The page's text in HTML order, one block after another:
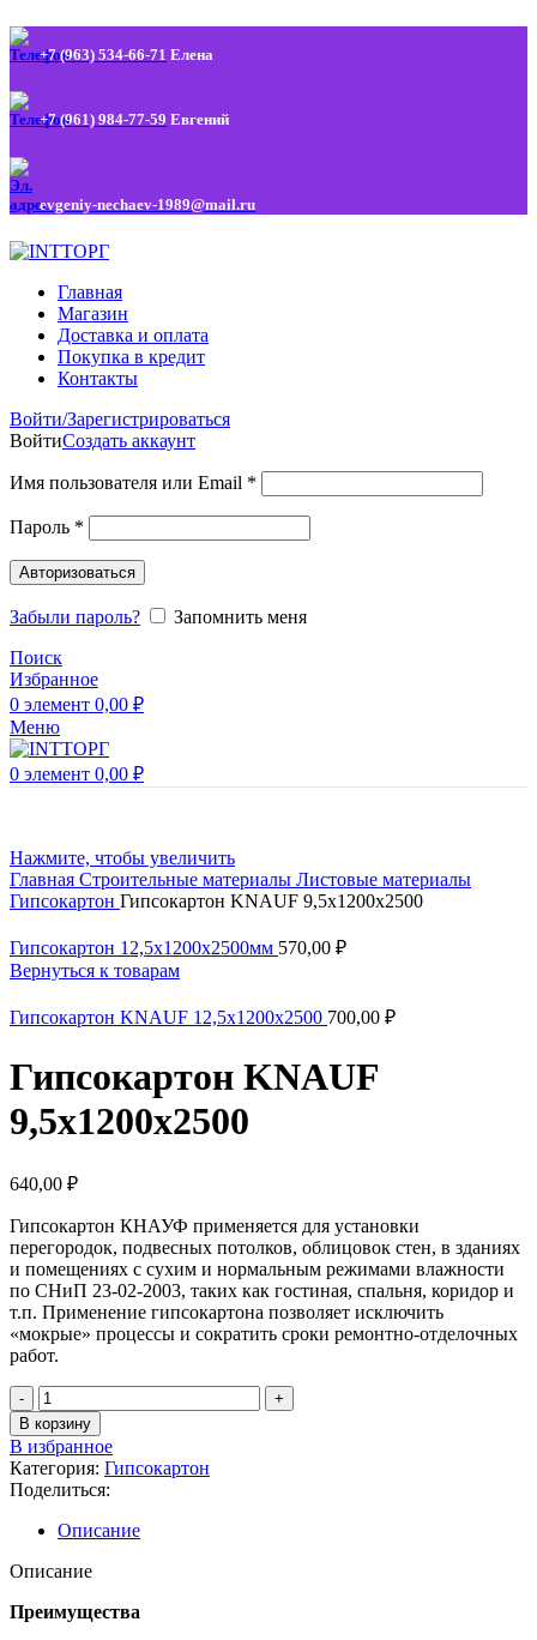
+7 (963) 534-66-71 Елена
+7 (961) 984-77-59 Евгений
evgeniy-nechaev-1989@mail.ru
Главная
Магазин
Доставка и оплата
Покупка в кредит
Контакты
Войти/Зарегистрироваться
ВойтиСоздать аккаунт
Имя пользователя или Email *
Пароль *
Авторизоваться
Забыли пароль?
Запомнить меня
Поиск
Избранное
0 элемент 0,00 ₽
Меню
0 элемент 0,00 ₽
Нажмите, чтобы увеличить
Главная Строительные материалы Листовые материалы
Гипсокартон Гипсокартон KNAUF 9,5х1200х2500
Гипсокартон 12,5х1200х2500мм 570,00 ₽
Вернуться к товарам
Гипсокартон KNAUF 12,5х1200х2500 700,00 ₽
Гипсокартон KNAUF
9,5х1200х2500
640,00 ₽
Гипсокартон КНАУФ применяется для установки
перегородок, подвесных потолков, облицовок стен, в зданиях
и помещениях с сухим и нормальным режимами влажности
по СНиП 23-02-2003, таких как гостиная, спальня, коридор и
т.п. Применение гипсокартона позволяет исключить
«мокрые» процессы и сократить сроки ремонтно-отделочных
работ.
В корзину
В избранное
Категория: Гипсокартон
Поделиться:
Описание
Описание
Преимущества